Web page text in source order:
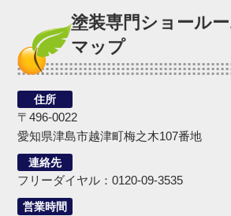
塗装専門ショール
マップ
住所
〒496-0022
愛知県津島市越津町梅之木107番地
連絡先
フリーダイヤル：0120-09-3535
営業時間